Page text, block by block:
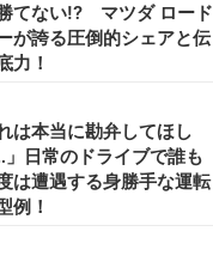
てない!? マツダ ロード
が誇る圧倒的シェアと伝
力！
は本当に勘弁してほし
日常のドライブで誰も
は遭遇する身勝手な運転
例！